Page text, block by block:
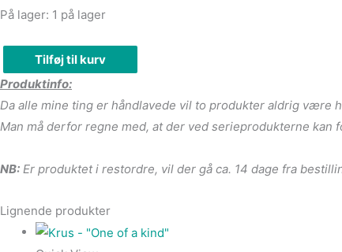
På lager: 1 på lager
Tilføj til kurv
Produktinfo:
Da alle mine ting er håndlavede vil to produkter aldrig være
Man må derfor regne med, at der ved serieprodukterne
NB: Er produktet i restordre, vil der gå ca. 14 dage fra
Lignende produkter